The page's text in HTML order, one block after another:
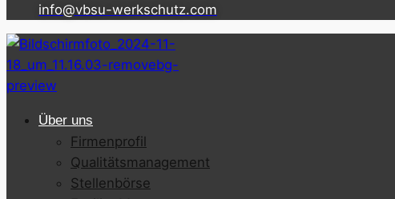
info@vbsu-werkschutz.com
Über uns
Firmenprofil
Qualitätsmanagement
Stellenbörse